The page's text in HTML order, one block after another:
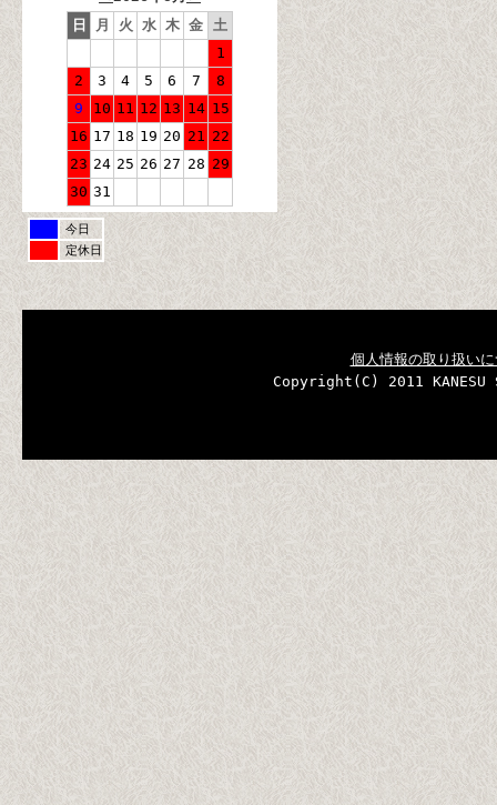
日
月 火 水 木 金 土
1
2
3 4 5 6 7
8
9
10 11 12 13 14 15
16 17 18 19 20 21 22
23 24 25 26 27 28 29
30 31
今日
定休日
個人情報の取り扱い
Copyright(C) 2011